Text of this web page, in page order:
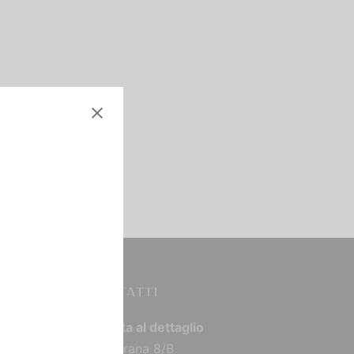
CONTATTI
Vendita al dettaglio
Via Torana 8/B